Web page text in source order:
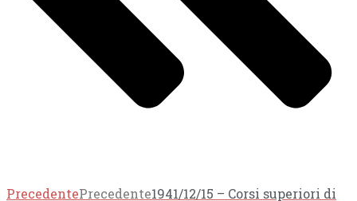
PrecedentePrecedente1941/12/15 – Corsi superiori di